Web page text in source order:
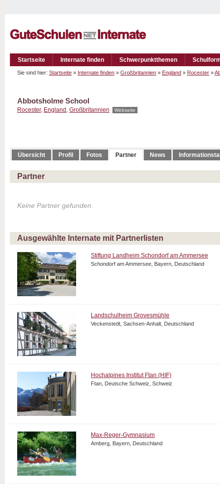
Startseite Internate finden Schwerpunktthemen
Sie sind hier: Startseite » Internate finden » Großbritannien » England » Rocester »
Abbotsholme School
Rocester, England , Großbritannien Webseite
Übersicht Profil Fotos Partner News
Partner
Keine Partner gefunden.
Ausgewählte Internate mit Partnerlisten
Stiftung Landheim Schondorf am Ammersee
Schondorf am Ammersee, Bayern, Deutschland
Landschulheim Grovesmühle
Veckenstedt, Sachsen-Anhalt, Deutschland
Hochalpines Institut Ftan (HIF)
Ftan, Deutsche Schweiz, Schweiz
Max-Reger-Gymnasium
Amberg, Bayern, Deutschland